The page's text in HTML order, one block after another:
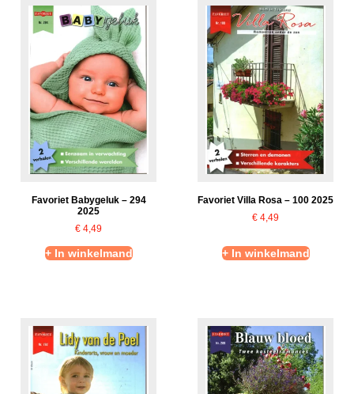
Favoriet Babygeluk – 294
2025
€ 4,49
+ In winkelmand
Favoriet Villa Rosa – 100 2025
€ 4,49
+ In winkelmand